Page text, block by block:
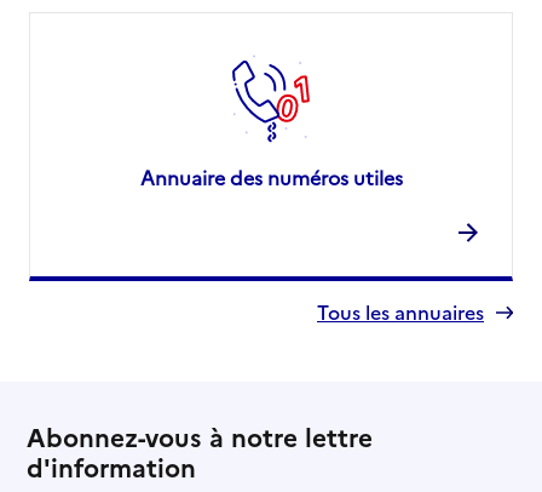
Annuaire des numéros utiles
Tous les annuaires
Abonnez-vous à notre lettre
d'information